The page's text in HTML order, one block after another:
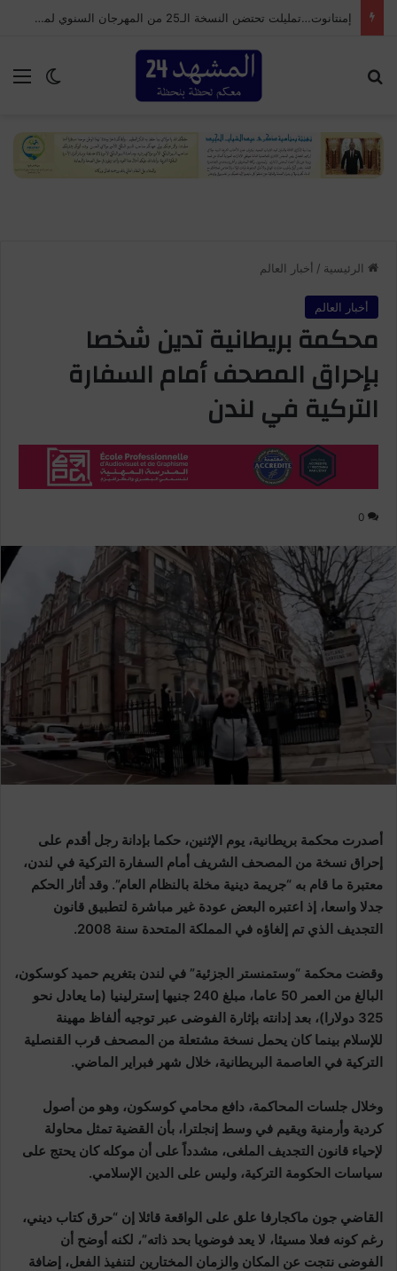
إمنتانوت…تمليلت تحتضن النسخة الـ25 من المهرجان السنوي لموظفي الجماعة
الوضع
الرئيسية / أخبار العالم
أخبار العالم
محكمة بريطانية تدين شخصا
بإحراق المصحف أمام السفارة
التركية في لندن
0
أصدرت محكمة بريطانية، يوم الإثنين، حكما بإدانة رجل أقدم على
إحراق نسخة من المصحف الشريف أمام السفارة التركية في لندن،
معتبرة ما قام به “جريمة دينية مخلة بالنظام العام”. وقد أثار الحكم
جدلا واسعا، إذ اعتبره البعض عودة غير مباشرة لتطبيق قانون
التجديف الذي تم إلغاؤه في المملكة المتحدة سنة 2008.
وقضت محكمة “وستمنستر الجزئية” في لندن بتغريم حميد كوسكون،
البالغ من العمر 50 عاما، مبلغ 240 جنيها إسترلينيا (ما يعادل نحو
325 دولارا)، بعد إدانته بإثارة الفوضى عبر توجيه ألفاظ مهينة
للإسلام بينما كان يحمل نسخة مشتعلة من المصحف قرب القنصلية
التركية في العاصمة البريطانية، خلال شهر فبراير الماضي.
وخلال جلسات المحاكمة، دافع محامي كوسكون، وهو من أصول
كردية وأرمنية ويقيم في وسط إنجلترا، بأن القضية تمثل محاولة
لإحياء قانون التجديف الملغى، مشدداً على أن موكله كان يحتج على
سياسات الحكومة التركية، وليس على الدين الإسلامي.
القاضي جون ماكجارفا علق على الواقعة قائلا إن “حرق كتاب ديني،
رغم كونه فعلا مسيئا، لا يعد فوضويا بحد ذاته”، لكنه أوضح أن
الفوضى نتجت عن المكان والزمان المختارين لتنفيذ الفعل، إضافة